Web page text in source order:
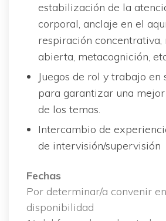
estabilización de la
corporal, anclaje en el
respiración concentrativa,
abierta, metacognición,
Juegos de rol y trabajo en
para garantizar una
de los temas.
Intercambio de
de intervisión/supervisión
Fecha
Por determinar/a convenir
disponibilidad